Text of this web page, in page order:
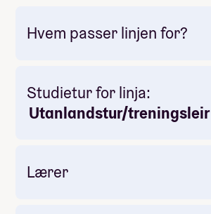
Hvem passer linjen for?
Studietur for linja:
Utanlandstur/treningsleir
Lærer